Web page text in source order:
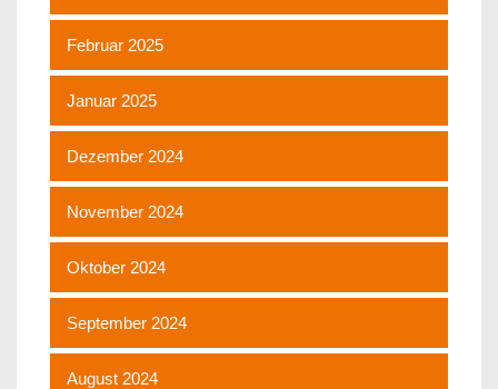
Februar 2025
Januar 2025
Dezember 2024
November 2024
Oktober 2024
September 2024
August 2024